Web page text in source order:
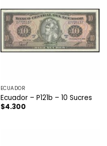
ECUADOR
Ecuador – P121b – 10 Sucres
$4.300